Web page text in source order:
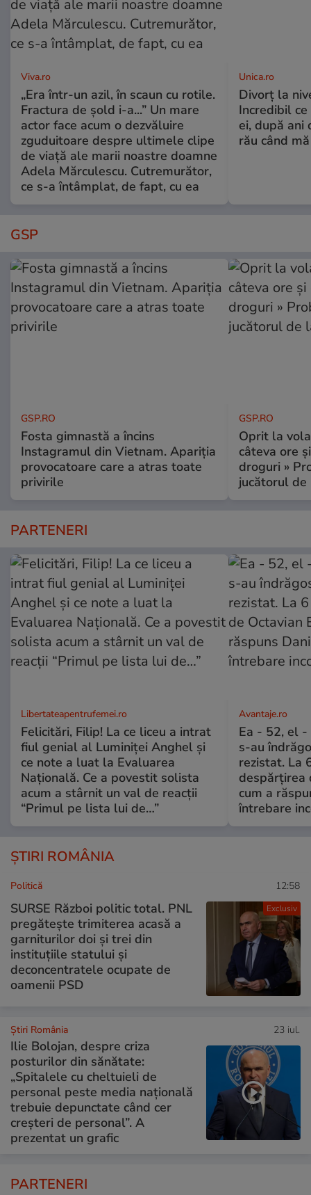
Viva.ro
„Era într-un azil, în scaun cu rotile.
Fractura de șold i-a...” Un mare
actor face acum o dezvăluire
zguduitoare despre ultimele clipe
de viață ale marii noastre doamne
Adela Mărculescu. Cutremurător,
ce s-a întâmplat, de fapt, cu ea
Unica.ro
Divorț la
Incredibil
ei, după ani
rău când
GSP
GSP.RO
Fosta gimnastă a încins
Instagramul din Vietnam. Apariția
provocatoare care a atras toate
privirile
GSP.RO
Oprit la
câteva ore
droguri »
jucătorul
PARTENERI
Libertateapentrufemei.ro
Felicitări, Filip! La ce liceu a intrat
fiul genial al Luminiței Anghel și
ce note a luat la Evaluarea
Națională. Ce a povestit solista
acum a stârnit un val de reacții
“Primul pe lista lui de…”
Avantaje.ro
Ea - 52, el -
s-au
rezistat. La
despărțirea
cum a
întrebare
ȘTIRI ROMÂNIA
Exclusiv
Politică 12:58
SURSE Război politic total. PNL
pregătește trimiterea acasă a
garniturilor doi și trei din
instituțiile statului și
deconcentratele ocupate de
oamenii PSD
Știri România 23 iul.
Ilie Bolojan, despre criza
posturilor din sănătate:
„Spitalele cu cheltuieli de
personal peste media națională
trebuie depunctate când cer
creșteri de personal”. A
prezentat un grafic
PARTENERI